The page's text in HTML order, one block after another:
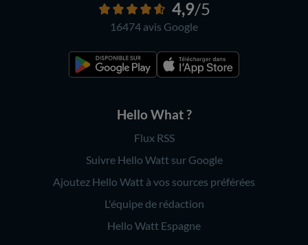
4,9/5
16474 avis Google
Hello What ?
Flux RSS
Suivre Hello Watt sur Google
Ajoutez Hello Watt à vos sources préférées
L'équipe de rédaction
Hello Watt Espagne